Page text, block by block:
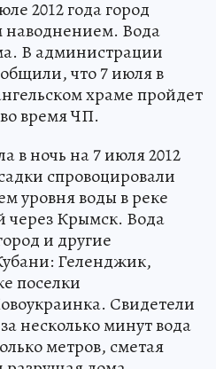
2012 года город
наводнением. Вода
В администрации
что 7 июля в
храме пройдет
время ЧП.
в ночь на 7 июля 2012
спровоцировали
уровня воды в реке
через Крымск. Вода
и другие
Геленджик,
поселки
Свидетели
несколько минут вода
метров, сметая